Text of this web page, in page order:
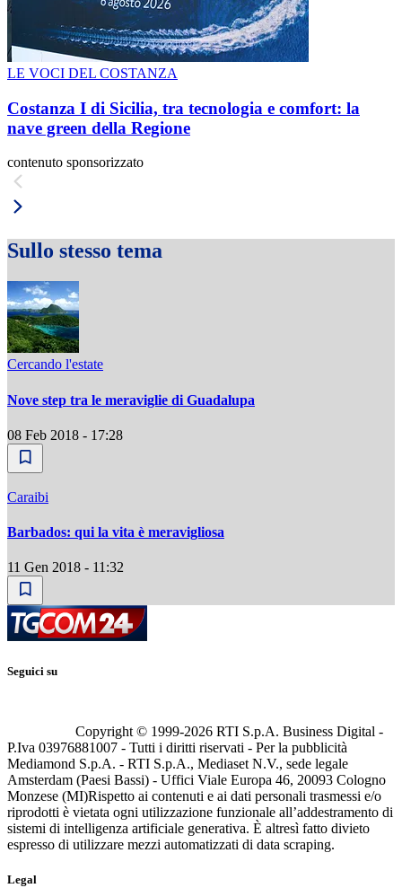
LE VOCI DEL COSTANZA
Costanza I di Sicilia, tra tecnologia e comfort: la
nave green della Regione
contenuto sponsorizzato
Sullo stesso tema
Cercando l'estate
Nove step tra le meraviglie di Guadalupa
08 Feb 2018 - 17:28
Caraibi
Barbados: qui la vita è meravigliosa
11 Gen 2018 - 11:32
Seguici su
Copyright © 1999-2026 RTI S.p.A. Business Digital -
P.Iva 03976881007 - Tutti i diritti riservati - Per la pubblicità
Mediamond S.p.A. - RTI S.p.A., Mediaset N.V., sede legale
Amsterdam (Paesi Bassi) - Uffici Viale Europa 46, 20093 Cologno
Monzese (MI)Rispetto ai contenuti e ai dati personali trasmessi e/o
riprodotti è vietata ogni utilizzazione funzionale all’addestramento di
sistemi di intelligenza artificiale generativa. È altresì fatto divieto
espresso di utilizzare mezzi automatizzati di data scraping.
Legal